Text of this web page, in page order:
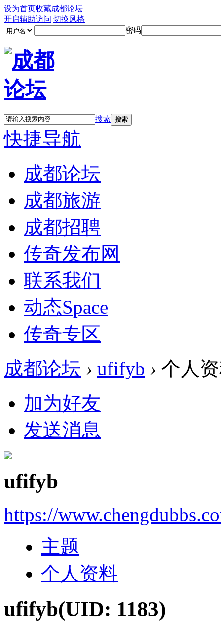
设为首页收藏成都论坛
开启辅助访问 切换风格
密码
搜索 搜索
快捷导航
成都论坛
成都旅游
成都招聘
传奇发布网
联系我们
动态Space
传奇专区
成都论坛 › ufifyb › 个人
加为好友
发送消息
ufifyb
https://
主题
个人资料
ufifyb(UID: 1183)